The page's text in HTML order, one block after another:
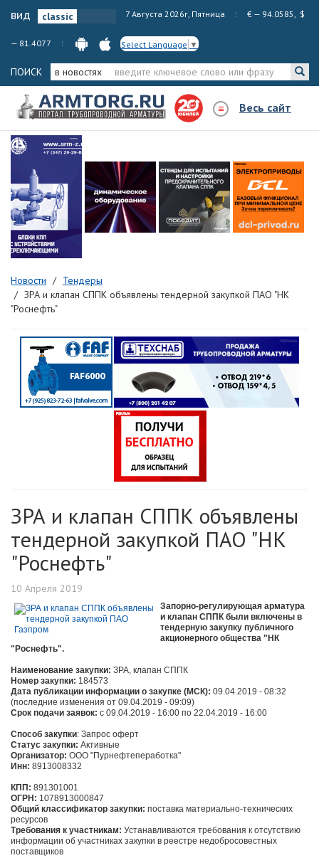
вид 7 Августа 2026г, Пятница € — 94.0585, $
— 81.4077 Select Language ▼
ПОИСК в новостях
Весь сайт
Новости
Тендеры
ЗРА и клапан СППК объявлены тендерной закупкой ПАО "НК
"Роснефть"
ЗРА и клапан СППК объявлены
тендерной закупкой ПАО "НК
"Роснефть"
10 Апреля 2019
Запорно-регулирующая арматура
и клапан СППК были включены в
тендерную закупку публичного
акционерного общества "НК
"Роснефть".
Наименование закупки: ЗРА, клапан СППК
Номер закупки: 184573
Дата публикации информации о закупке (МСК): 09.04.2019 - 08:32
(последние изменения от 09.04.2019 - 09:09)
Срок подачи заявок: c 09.04.2019 - 16:00 по 22.04.2019 - 16:00
Способ закупки: Запрос оферт
Статус закупки: Активные
Организатор: ООО "Пурнефтепеработка"
Инн: 8913008332
КПП: 891301001
ОГРН: 1078913000847
Общий классификатор закупки: поставка материально-технических
ресурсов
Требования к участникам: Устанавливаются требования к отсутствию
информации об участниках закупки в реестре недобросовестных
поставщиков